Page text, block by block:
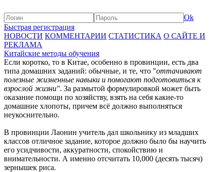
Ok
Быстрая регистрация
НОВОСТИ КОММЕНТАРИИ СТАТИСТИКА О САЙТЕ И
РЕКЛАМА
Китайские методы обучения
Если коротко, то в Китае, особенно в провинции, есть два
типа домашних заданий: обычные, и те, что "оттачивают
полезные жизненные навыки и помогают подготовиться к
взрослой жизни". За размытой формулировкой может быть
оказание помощи по хозяйству, взять на себя какие-то
домашние хлопоты, причем всё должно выполняться
неукоснительно.
В провинции Лаонин учитель дал школьнику из младших
классов отличное задание, которое должно было бы научить
его усидчивости, аккуратности, спокойствию и
внимательности. А именно отсчитать 10,000 (десять тысяч)
зернышек риса.